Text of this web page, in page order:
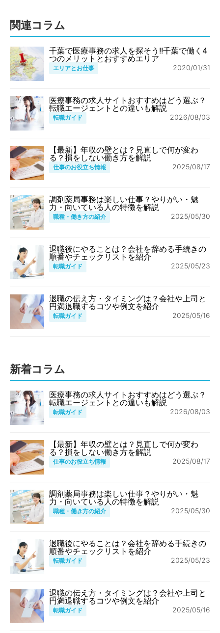
関連コラム
千葉で医療事務の求人を探そう!!千葉で働く4
つのメリットとおすすめエリア
エリアとお仕事 2020/01/31
医療事務の求人サイトおすすめはどう選ぶ？
転職エージェントとの違いも解説
転職ガイド 2026/08/03
【最新】年収の壁とは？見直しで何が変わ
る？損をしない働き方を解説
仕事のお役立ち情報 2025/08/17
調剤薬局事務は楽しい仕事？やりがい・魅
力・向いている人の特徴を解説
職種・働き方の紹介 2025/05/30
退職後にやることは？会社を辞める手続きの
順番やチェックリストを紹介
転職ガイド 2025/05/23
退職の伝え方・タイミングは？会社や上司と
円満退職するコツや例文を紹介
転職ガイド 2025/05/16
新着コラム
医療事務の求人サイトおすすめはどう選ぶ？
転職エージェントとの違いも解説
転職ガイド 2026/08/03
【最新】年収の壁とは？見直しで何が変わ
る？損をしない働き方を解説
仕事のお役立ち情報 2025/08/17
調剤薬局事務は楽しい仕事？やりがい・魅
力・向いている人の特徴を解説
職種・働き方の紹介 2025/05/30
退職後にやることは？会社を辞める手続きの
順番やチェックリストを紹介
転職ガイド 2025/05/23
退職の伝え方・タイミングは？会社や上司と
円満退職するコツや例文を紹介
転職ガイド 2025/05/16